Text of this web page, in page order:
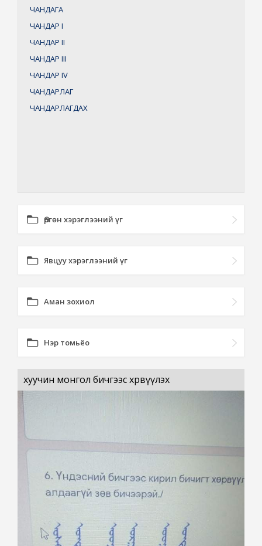
ЧАНДАГА
ЧАНДАР I
ЧАНДАР II
ЧАНДАР III
ЧАНДАР IV
ЧАНДАРЛАГ
ЧАНДАРЛАГДАХ
Өргөн хэрэглээний үг
Явцуу хэрэглээний үг
Аман зохиол
Нэр томьёо
хуучин монгол бичгээс хөрвүүлэх